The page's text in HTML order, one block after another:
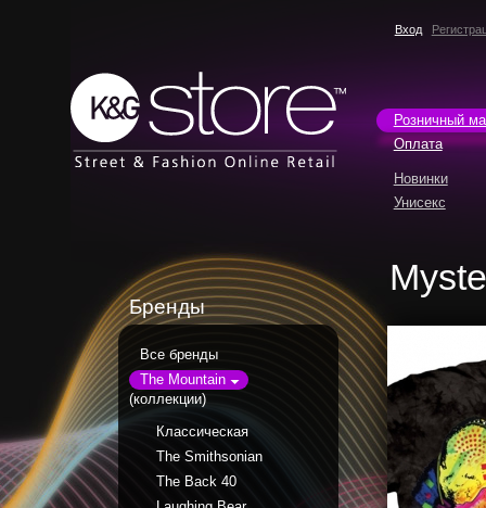
Вход
Розничный
Оплата
Новинки
Унисекс
Бренды
Все бренды
The Mountain
(коллекции)
Классическая
The Smithsonian
The Back 40